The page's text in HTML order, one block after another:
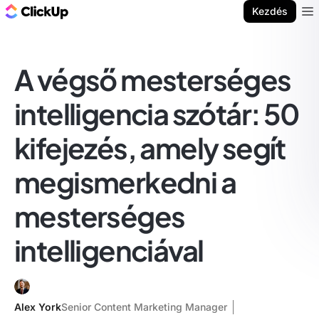
Kezdés
A végső mesterséges
intelligencia szótár: 50
kifejezés, amely segít
megismerkedni a
mesterséges
intelligenciával
Alex YorkSenior Content Marketing Manager